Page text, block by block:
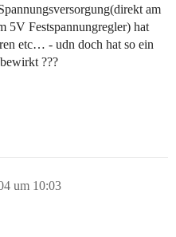
am
5V Festspannungregler) hat
etc… - udn doch hat so ein
???
um 10:03